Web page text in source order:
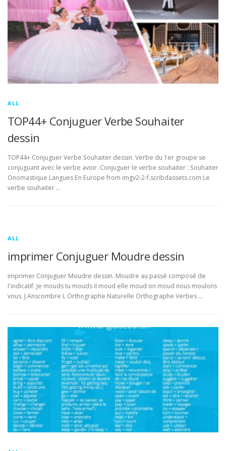
ALL
TOP44+ Conjuguer Verbe Souhaiter
dessin
TOP44+ Conjuguer Verbe Souhaiter dessin. Verbe du 1er groupe se
conjuguant avec le verbe avoir. Conjuguer le verbe souhaiter : Souhaiter
Onomastique Langues En Europe from imgv2-2-f.scribdassets.com Le
verbe souhaiter …
ALL
imprimer Conjuguer Moudre dessin
imprimer Conjuguer Moudre dessin. Moudre au passé composé de
l'indicatif. Je mouds tu mouds il moud elle moud on moud nous moulons
vous. J Anscombre L Orthographe Naturelle Orthographe Verbes …